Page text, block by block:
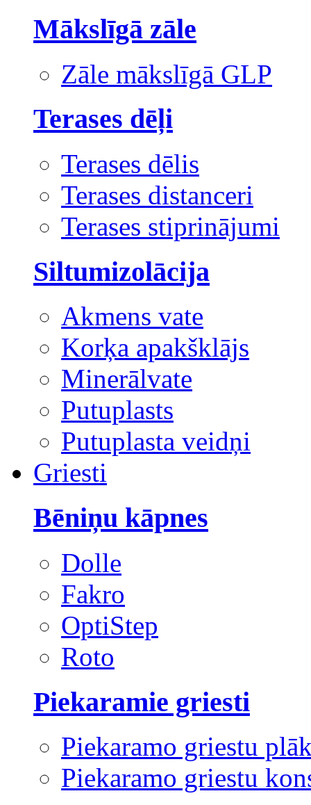
Mākslīgā zāle
Zāle mākslīgā GLP
Terases dēļi
Terases dēlis
Terases distanceri
Terases stiprinājumi
Siltumizolācija
Akmens vate
Korķa apakšklājs
Minerālvate
Putuplasts
Putuplasta veidņi
Griesti
Bēniņu kāpnes
Dolle
Fakro
OptiStep
Roto
Piekaramie griesti
Piekaramo griestu
Piekaramo griestu